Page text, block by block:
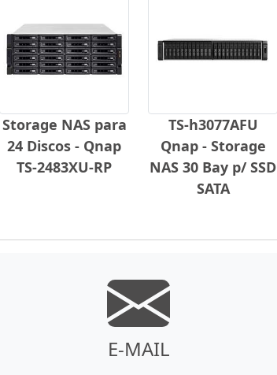
Storage NAS para
24 Discos - Qnap
TS-2483XU-RP
TS-h3077AFU
Qnap - Storage
NAS 30 Bay p/ SSD
SATA
E-MAIL